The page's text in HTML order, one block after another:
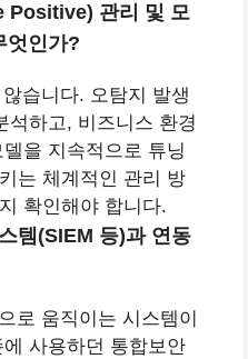
Positive) 관리 및 모
엇인가?
습니다. 오탐지 발생
석하고, 비즈니스 환경
을 지속적으로 튜닝
는 체계적인 관리 방
확인해야 합니다.
템(SIEM 등)과 연동
로 움직이는 시스템이
사용하던 통합보안